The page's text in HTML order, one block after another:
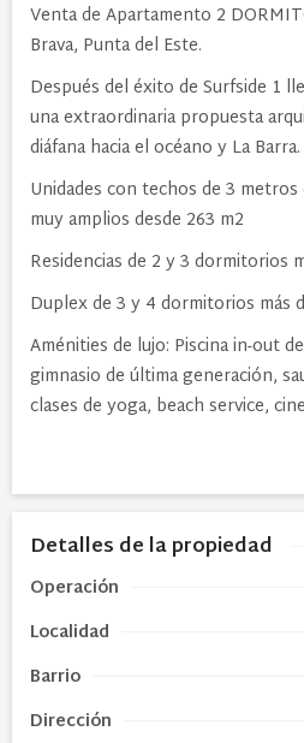
Venta de Apartamento 2
Brava, Punta del Este.
Después del éxito de Surfside 1
una extraordinaria propuesta
diáfana hacia el océano y La Barra.
Unidades con techos de 3
muy amplios desde 263 m2
Residencias de 2 y 3 dormitorios
Duplex de 3 y 4 dormitorios más
Aménities de lujo: Piscina in-out
gimnasio de última generación,
clases de yoga, beach service,
Detalles de la propiedad
Operación
Localidad
Barrio
Dirección